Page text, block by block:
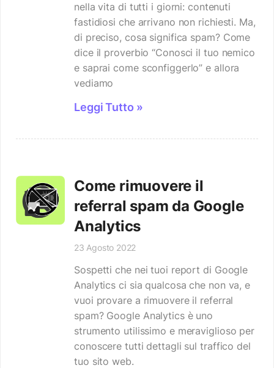
nella vita di tutti i giorni: contenuti
fastidiosi che arrivano non richiesti. Ma,
di preciso, cosa significa spam? Come
dice il proverbio “Conosci il tuo nemico
e saprai come sconfiggerlo” e allora
vediamo
Leggi Tutto »
Come rimuovere il
referral spam da Google
Analytics
23 Agosto 2022
Sospetti che nei tuoi report di Google
Analytics ci sia qualcosa che non va, e
vuoi provare a rimuovere il referral
spam? Google Analytics è uno
strumento utilissimo e meraviglioso per
conoscere tutti dettagli sul traffico del
tuo sito web.